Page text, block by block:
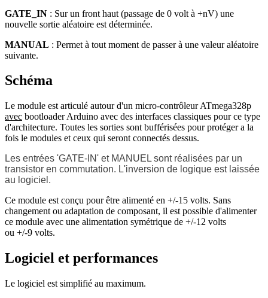
GATE_IN : Sur un front haut (passage de 0 volt à +nV) une
nouvelle sortie aléatoire est déterminée.
MANUAL : Permet à tout moment de passer à une valeur aléatoire
suivante.
Schéma
Le module est articulé autour d'un micro-contrôleur ATmega328p
avec bootloader Arduino avec des interfaces classiques pour ce type
d'architecture. Toutes les sorties sont bufférisées pour protéger a la
fois le modules et ceux qui seront connectés dessus.
Les entrées 'GATE-IN' et MANUEL sont réalisées par un
transistor en commutation. L'inversion de logique est laissée
au logiciel.
Ce module est conçu pour être alimenté en +/-15 volts. Sans
changement ou adaptation de composant, il est possible d'alimenter
ce module avec une alimentation symétrique de +/-12 volts
ou +/-9 volts.
Logiciel et performances
Le logiciel est simplifié au maximum.